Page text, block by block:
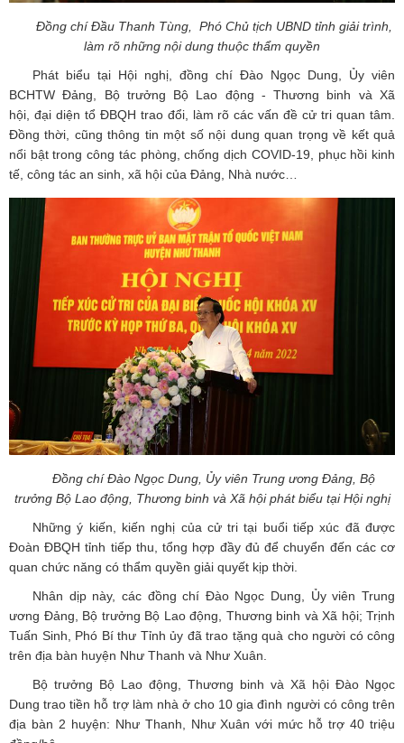
Đồng chí Đầu Thanh Tùng, Phó Chủ tịch UBND tỉnh giải trình,
làm rõ những nội dung thuộc thẩm quyền
Phát biểu tại Hội nghị, đồng chí Đào Ngọc Dung, Ủy viên
BCHTW Đảng, Bộ trưởng Bộ Lao động - Thương binh và Xã
hội, đại diện tổ ĐBQH trao đổi, làm rõ các vấn đề cử tri quan tâm.
Đồng thời, cũng thông tin một số nội dung quan trọng về kết quả
nổi bật trong công tác phòng, chống dịch COVID-19, phục hồi kinh
tế, công tác an sinh, xã hội của Đảng, Nhà nước…
Đồng chí Đào Ngọc Dung, Ủy viên Trung ương Đảng, Bộ
trưởng Bộ Lao động, Thương binh và Xã hội phát biểu tại Hội nghị
Những ý kiến, kiến nghị của cử tri tại buổi tiếp xúc đã được
Đoàn ĐBQH tỉnh tiếp thu, tổng hợp đầy đủ để chuyển đến các cơ
quan chức năng có thẩm quyền giải quyết kịp thời.
Nhân dịp này, các đồng chí Đào Ngọc Dung, Ủy viên Trung
ương Đảng, Bộ trưởng Bộ Lao động, Thương binh và Xã hội; Trịnh
Tuấn Sinh, Phó Bí thư Tỉnh ủy đã trao tặng quà cho người có công
trên địa bàn huyện Như Thanh và Như Xuân.
Bộ trưởng Bộ Lao động, Thương binh và Xã hội Đào Ngọc
Dung trao tiền hỗ trợ làm nhà ở cho 10 gia đình người có công trên
địa bàn 2 huyện: Như Thanh, Như Xuân với mức hỗ trợ 40 triệu